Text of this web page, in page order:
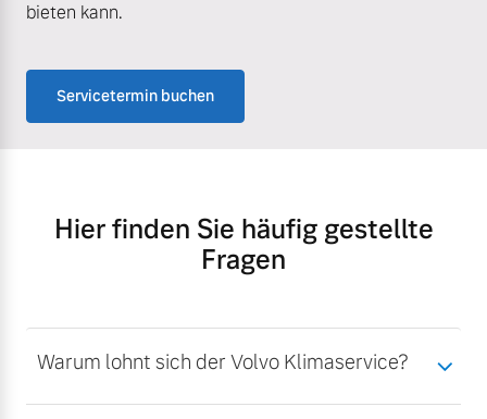
bieten kann.
Servicetermin buchen
Hier finden Sie häufig gestellte
Fragen
Warum lohnt sich der Volvo Klimaservice?